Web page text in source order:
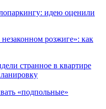
идею оценили
розжиге»: как
странное в квартире
«подпольные»